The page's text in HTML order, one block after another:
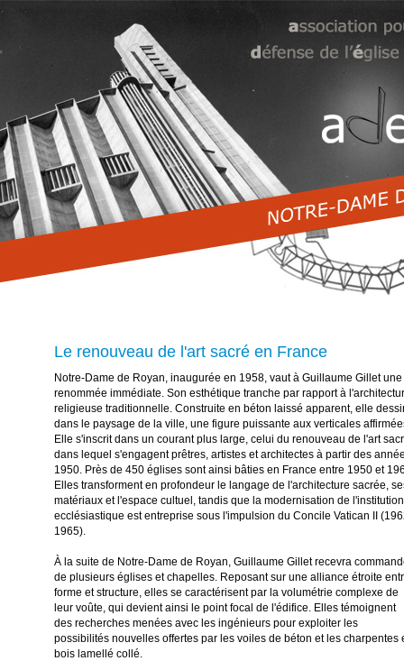
Le renouveau de l'art sacré en France
Notre-Dame de Royan, inaugurée en 1958, vaut à Guillaume Gillet une
renommée immédiate. Son esthétique tranche par rapport à
religieuse traditionnelle. Construite en béton laissé apparent, elle
dans le paysage de la ville, une figure puissante aux verticales
Elle s'inscrit dans un courant plus large, celui du renouveau de l'art
dans lequel s'engagent prêtres, artistes et architectes à partir des
1950. Près de 450 églises sont ainsi bâties en France entre 1950 et
Elles transforment en profondeur le langage de l'architecture sacrée,
matériaux et l'espace cultuel, tandis que la modernisation de l'institution
ecclésiastique est entreprise sous l'impulsion du Concile Vatican II
1965).
À la suite de Notre-Dame de Royan, Guillaume Gillet recevra
de plusieurs églises et chapelles. Reposant sur une alliance étroite
forme et structure, elles se caractérisent par la volumétrie complexe de
leur voûte, qui devient ainsi le point focal de l'édifice. Elles témoignent
des recherches menées avec les ingénieurs pour exploiter les
possibilités nouvelles offertes par les voiles de béton et les charpentes
bois lamellé collé.